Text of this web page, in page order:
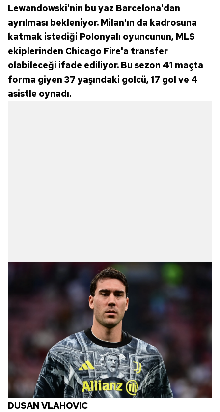
Lewandowski'nin bu yaz Barcelona'dan
ayrılması bekleniyor. Milan'ın da kadrosuna
katmak istediği Polonyalı oyuncunun, MLS
ekiplerinden Chicago Fire'a transfer
olabileceği ifade ediliyor. Bu sezon 41 maçta
forma giyen 37 yaşındaki golcü, 17 gol ve 4
asistle oynadı.
DUSAN VLAHOVIC